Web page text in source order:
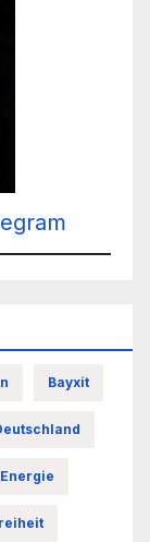
Bayxit
Energie